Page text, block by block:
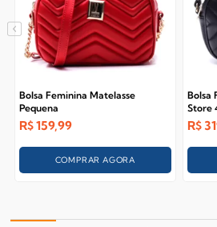
Bolsa Feminina Matelasse
Pequena
R$159,99
COMPRAR AGORA
Bolsa
Store
R$